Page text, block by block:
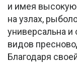
и имея высокую
на узлах,
универсальна
видов
Благодаря